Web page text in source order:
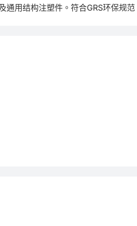
通用结构注塑件。符合GRS环保规范